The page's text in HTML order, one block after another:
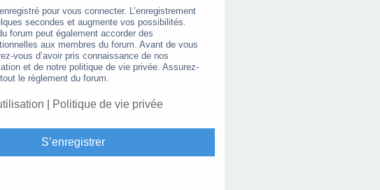
pour vous connecter. L’enregistrement
secondes et augmente vos possibilités.
forum peut également accorder des
aux membres du forum. Avant de vous
vous d’avoir pris connaissance de nos
et de notre politique de vie privée. Assurez-
le règlement du forum.
Politique de vie privée
S’enregistrer